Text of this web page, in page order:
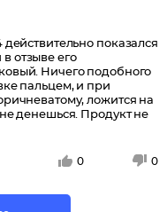
показался
отзыве его
Ничего подобного
пальцем, и при
ложится на
денешься. Продукт не
0 0